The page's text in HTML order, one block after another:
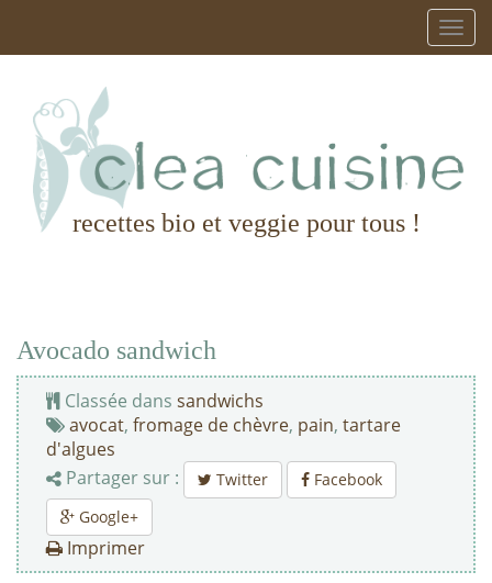
recettes bio et veggie pour tous !
Avocado sandwich
Classée dans sandwichs
avocat, fromage de chèvre, pain, tartare
d'algues
Partager sur :
Twitter
Facebook
Google+
Imprimer